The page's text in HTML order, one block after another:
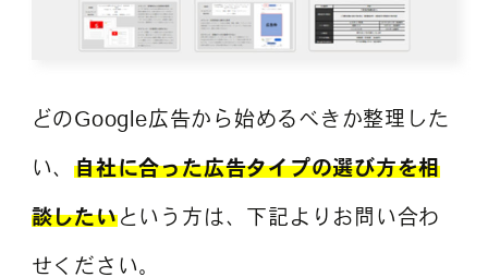
どのGoogle広告から始めるべきか整理した
い、自社に合った広告タイプの選び方を相
談したいという方は、下記よりお問い合わ
せください。